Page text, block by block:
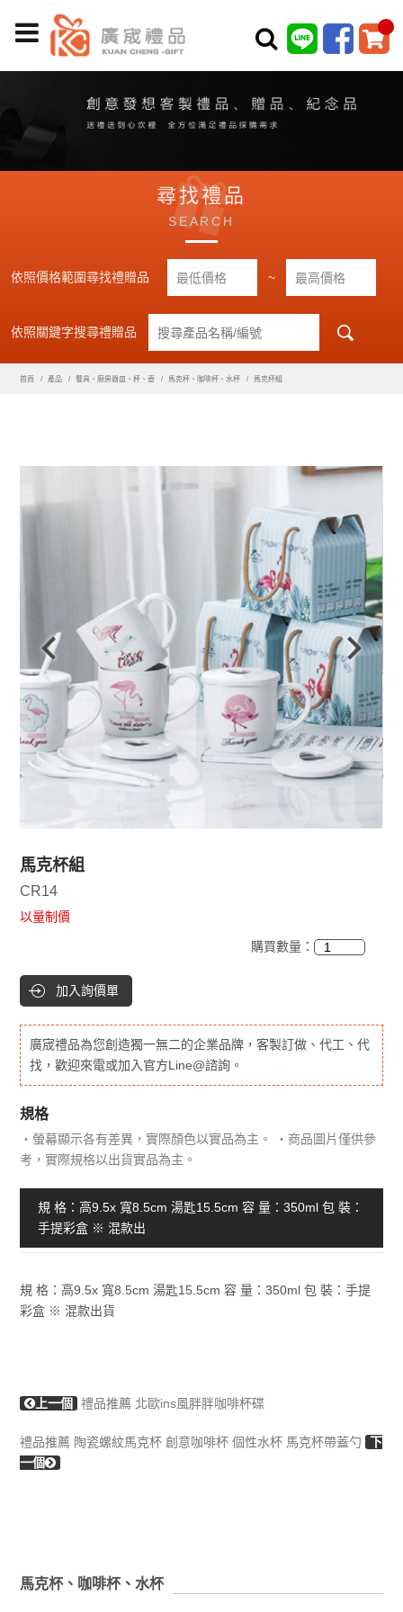
尋找禮品
SEARCH
依照價格範圍尋找禮贈品 ~
依照關鍵字搜尋禮贈品
首頁 產品 餐具、廚房器皿、杯、壺 馬克杯、咖啡杯、水杯 馬克杯組
馬克杯組
CR14
以量制價
購買數量：
加入詢價單
廣宬禮品為您創造獨一無二的企業品牌，客製訂做、代工、代
找，歡迎來電或加入官方Line@諮詢。
規格
‧螢幕顯示各有差異，實際顏色以實品為主。 ‧商品圖片僅供參
考，實際規格以出貨實品為主。
規 格：高9.5x 寬8.5cm 湯匙15.5cm 容 量：350ml 包 裝：
手提彩盒 ※ 混款出
規 格：高9.5x 寬8.5cm 湯匙15.5cm 容 量：350ml 包 裝：手提
彩盒 ※ 混款出貨
上一個 禮品推薦 北歐ins風胖胖咖啡杯碟
禮品推薦 陶瓷螺紋馬克杯 創意咖啡杯 個性水杯 馬克杯帶蓋勺
下
一個
馬克杯、咖啡杯、水杯